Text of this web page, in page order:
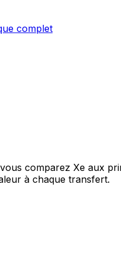
complet
comparez Xe aux
à chaque transfert.